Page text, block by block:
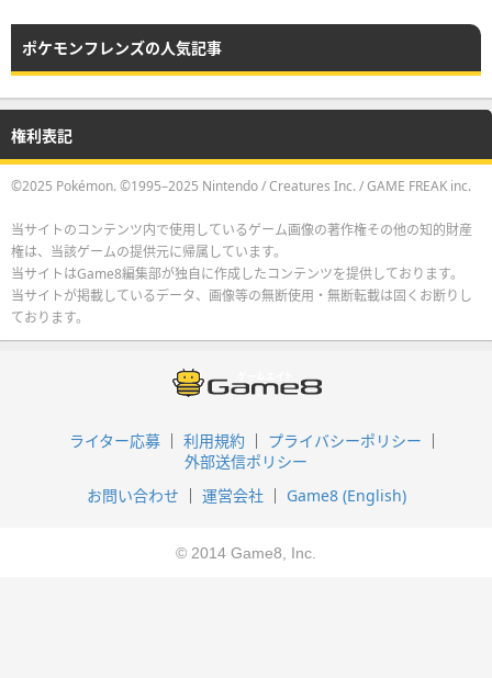
ポケモンフレンズの人気記事
権利表記
©2025 Pokémon. ©1995–2025 Nintendo / Creatures Inc. / GAME FREAK inc.
当サイトのコンテンツ内で使用しているゲーム画像の著作権その他の知的財産
権は、当該ゲームの提供元に帰属しています。
当サイトはGame8編集部が独自に作成したコンテンツを提供しております。
当サイトが掲載しているデータ、画像等の無断使用・無断転載は固くお断りし
ております。
ライター応募 利用規約
プライバシーポリシー
外部送信ポリシー
お問い合わせ
運営会社 Game8 (English)
© 2014 Game8, Inc.